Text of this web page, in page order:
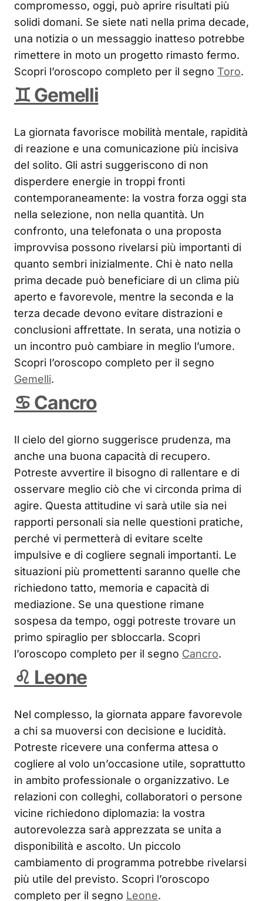
compromesso, oggi, può aprire risultati più
solidi domani. Se siete nati nella prima decade,
una notizia o un messaggio inatteso potrebbe
rimettere in moto un progetto rimasto fermo.
Scopri l’oroscopo completo per il segno Toro.
♊ Gemelli
La giornata favorisce mobilità mentale, rapidità
di reazione e una comunicazione più incisiva
del solito. Gli astri suggeriscono di non
disperdere energie in troppi fronti
contemporaneamente: la vostra forza oggi sta
nella selezione, non nella quantità. Un
confronto, una telefonata o una proposta
improvvisa possono rivelarsi più importanti di
quanto sembri inizialmente. Chi è nato nella
prima decade può beneficiare di un clima più
aperto e favorevole, mentre la seconda e la
terza decade devono evitare distrazioni e
conclusioni affrettate. In serata, una notizia o
un incontro può cambiare in meglio l’umore.
Scopri l’oroscopo completo per il segno
Gemelli.
♋ Cancro
Il cielo del giorno suggerisce prudenza, ma
anche una buona capacità di recupero.
Potreste avvertire il bisogno di rallentare e di
osservare meglio ciò che vi circonda prima di
agire. Questa attitudine vi sarà utile sia nei
rapporti personali sia nelle questioni pratiche,
perché vi permetterà di evitare scelte
impulsive e di cogliere segnali importanti. Le
situazioni più promettenti saranno quelle che
richiedono tatto, memoria e capacità di
mediazione. Se una questione rimane
sospesa da tempo, oggi potreste trovare un
primo spiraglio per sbloccarla. Scopri
l’oroscopo completo per il segno Cancro.
♌ Leone
Nel complesso, la giornata appare favorevole
a chi sa muoversi con decisione e lucidità.
Potreste ricevere una conferma attesa o
cogliere al volo un’occasione utile, soprattutto
in ambito professionale o organizzativo. Le
relazioni con colleghi, collaboratori o persone
vicine richiedono diplomazia: la vostra
autorevolezza sarà apprezzata se unita a
disponibilità e ascolto. Un piccolo
cambiamento di programma potrebbe rivelarsi
più utile del previsto. Scopri l’oroscopo
completo per il segno Leone.